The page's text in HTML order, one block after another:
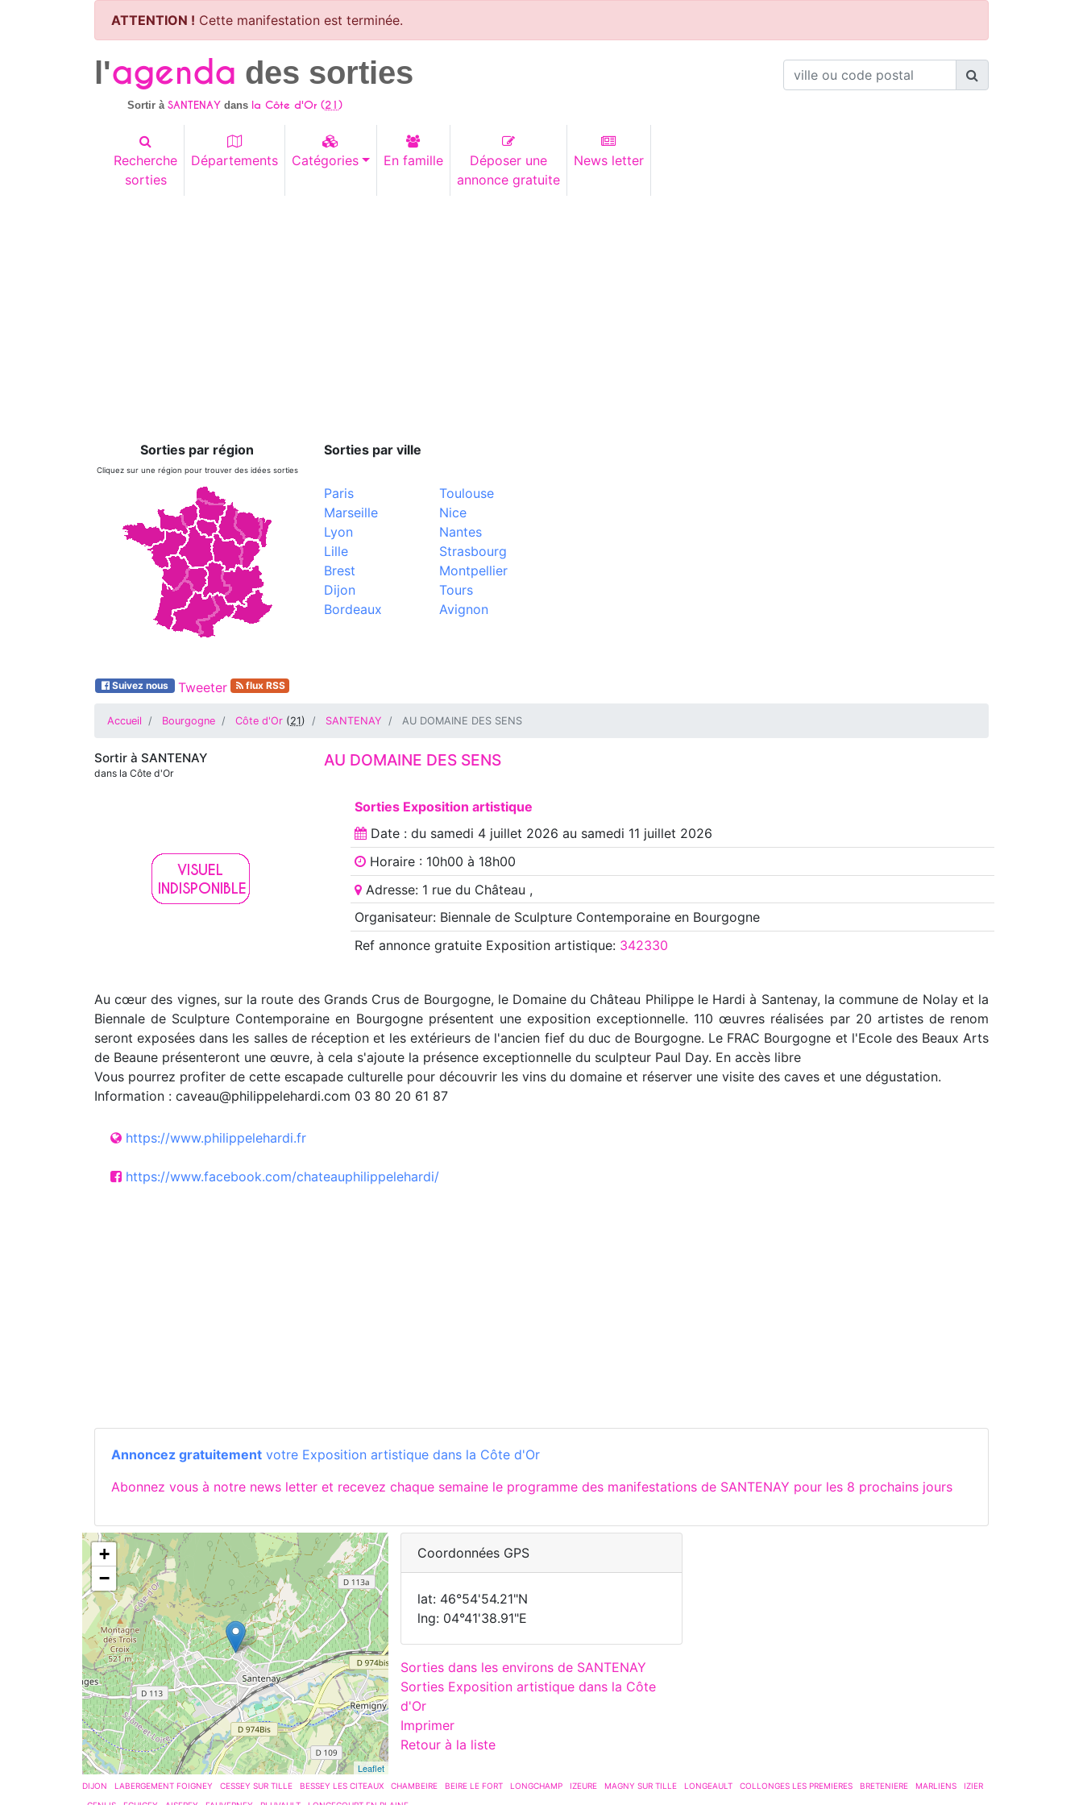
ATTENTION ! Cette manifestation est terminée.
l'agenda des sorties
Sortir àSANTENAY dans la Côte d'Or (21)
Recherche
sorties
Départements Catégories En famille
Déposer une
annonce gratuite
News letter
Sorties par région
Cliquez sur une région pour trouver des idées sorties
Sorties par ville
Paris
Marseille
Lyon
Lille
Brest
Dijon
Bordeaux
Toulouse
Nice
Nantes
Strasbourg
Montpellier
Tours
Avignon
Suivez nous Tweeter flux RSS
Accueil Bourgogne Côte d'Or (21) SANTENAY AU DOMAINE DES SENS
Sortir à SANTENAY
dans la Côte d'Or
AU DOMAINE DES SENS
Sorties Exposition artistique
Date : du samedi 4 juillet 2026 au samedi 11 juillet 2026
Horaire : 10h00 à 18h00
Adresse: 1 rue du Château ,
Organisateur: Biennale de Sculpture Contemporaine en Bourgogne
Ref annoncegratuite Exposition artistique: 342330
Au cœur des vignes, sur la route des Grands Crus de Bourgogne, le Domaine du Château Philippe le Hardi à Santenay, la commune de Nolay et la
Biennale de Sculpture Contemporaine en Bourgogne présentent une exposition exceptionnelle. 110 œuvres réalisées par 20 artistes de renom
seront exposées dans les salles de réception et les extérieurs de l'ancien fief du duc de Bourgogne. Le FRAC Bourgogne et l'Ecole des Beaux Arts
de Beaune présenteront une œuvre, à cela s'ajoute la présence exceptionnelle du sculpteur Paul Day. En accès libre
Vous pourrez profiter de cette escapade culturelle pour découvrir les vins du domaine et réserver une visite des caves et une dégustation.
Information : caveau@philippelehardi.com 03 80 20 61 87
https://www.philippelehardi.fr
https://www.facebook.com/chateauphilippelehardi/
Annoncez gratuitement votre Exposition artistique dans la Côte d'Or
Abonnez vous à notre news letter et recevez chaque semaine le programme des manifestations de SANTENAY pour les 8 prochains jours
+
−
Leaflet
Coordonnées GPS
lat: 46°54'54.21"N
lng: 04°41'38.91"E
Sorties dans les environs de SANTENAY
Sorties Exposition artistique dans la Côte
d'Or
Imprimer
Retour à la liste
DIJON LABERGEMENT FOIGNEY CESSEY SUR TILLE BESSEY LES CITEAUX CHAMBEIRE BEIRE LE FORT LONGCHAMP IZEURE MAGNY SUR TILLE LONGEAULT COLLONGES LES PREMIERES BRETENIERE MARLIENS
IZIER